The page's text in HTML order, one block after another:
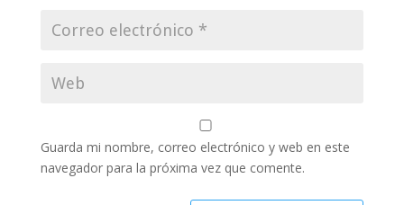
Guarda mi nombre, correo electrónico y web en este
navegador para la próxima vez que comente.